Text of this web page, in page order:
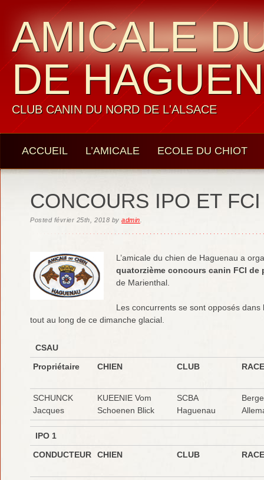
AMICALE
DE
CLUB CANIN DU NORD DE L'ALSACE
ACCUEIL L’AMICALE ECOLE DU CHIOT
CONCOURS IPO ET
Posted février 25th, 2018 byadmin
L’amicale du chien de Haguenau a
quatorzième concours canin FCI de
de Marienthal.
Les concurrents se sont opposés
tout au long de ce dimanche glacial.
CSAU
Propriétaire
CHIEN CLUB RACE
SCHUNCK
Jacques
KUEENIE Vom
Schoenen Blick
SCBA
Haguenau
IPO 1
CONDUCTEUR
CHIEN CLUB RACE